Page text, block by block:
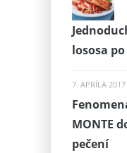
lososa
7. APRÍLA 2017
MONTE
pečení